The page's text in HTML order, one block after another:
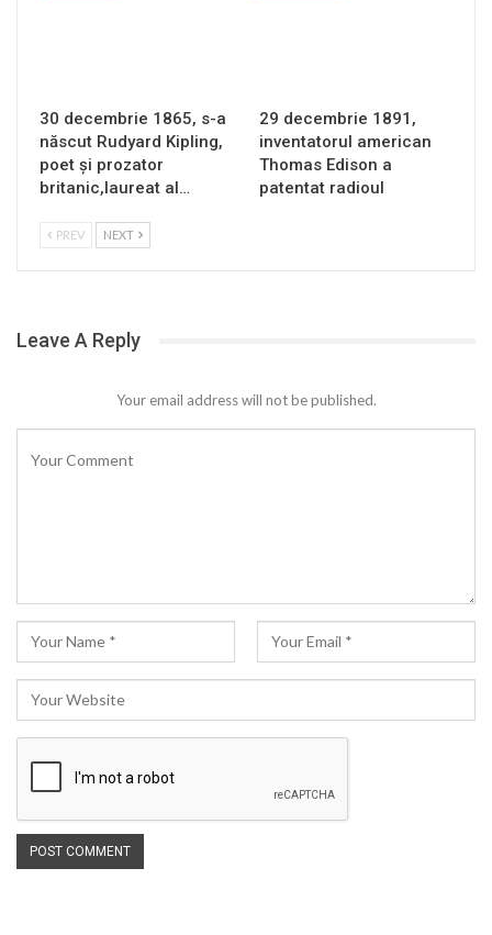
30 decembrie 1865, s-a
născut Rudyard Kipling,
poet și prozator
britanic,laureat al…
29 decembrie 1891,
inventatorul american
Thomas Edison a
patentat radioul
PREV NEXT
Leave A Reply
Your email address will not be published.